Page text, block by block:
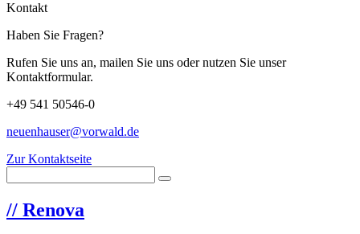
Kontakt
Haben Sie Fragen?
Rufen Sie uns an, mailen Sie uns oder nutzen Sie unser
Kontaktformular.
+49 541 50546-0
neuenhauser@vorwald.de
Zur Kontaktseite
// Renova